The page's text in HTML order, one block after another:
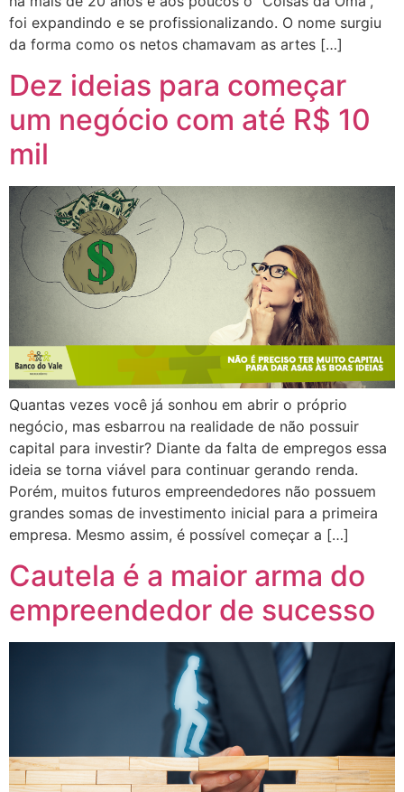
foi expandindo e se profissionalizando. O nome surgiu
da forma como os netos chamavam as artes […]
Dez ideias para começar
um negócio com até R$ 10
mil
Quantas vezes você já sonhou em abrir o próprio
negócio, mas esbarrou na realidade de não possuir
capital para investir? Diante da falta de empregos essa
ideia se torna viável para continuar gerando renda.
Porém, muitos futuros empreendedores não possuem
grandes somas de investimento inicial para a primeira
empresa. Mesmo assim, é possível começar a […]
Cautela é a maior arma do
empreendedor de sucesso